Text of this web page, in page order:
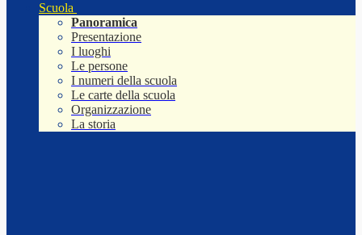
Scuola
Panoramica
Presentazione
I luoghi
Le persone
I numeri della scuola
Le carte della scuola
Organizzazione
La storia